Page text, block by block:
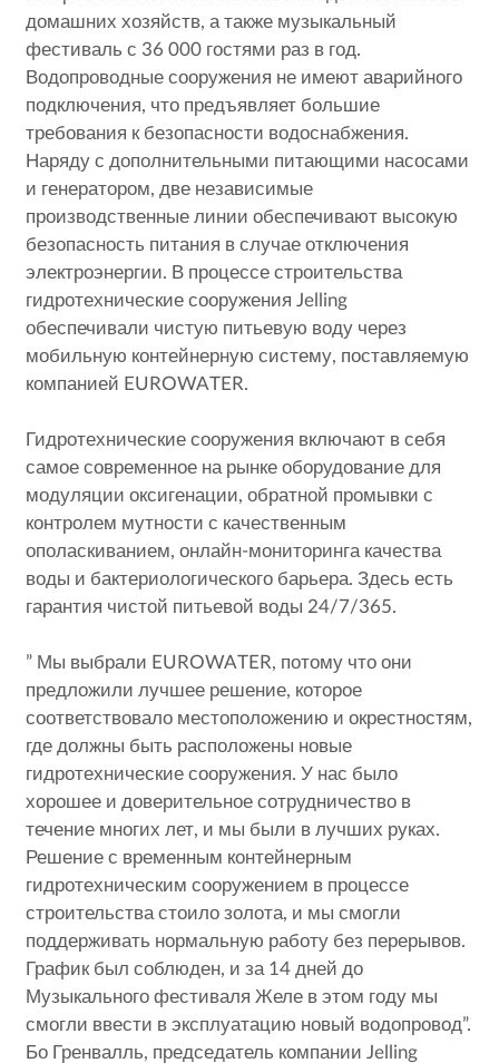
домашних хозяйств, а также музыкальный
фестиваль с 36 000 гостями раз в год.
Водопроводные сооружения не имеют аварийного
подключения, что предъявляет большие
требования к безопасности водоснабжения.
Наряду с дополнительными питающими насосами
и генератором, две независимые
производственные линии обеспечивают высокую
безопасность питания в случае отключения
электроэнергии. В процессе строительства
гидротехнические сооружения Jelling
обеспечивали чистую питьевую воду через
мобильную контейнерную систему, поставляемую
компанией EUROWATER.
Гидротехнические сооружения включают в себя
самое современное на рынке оборудование для
модуляции оксигенации, обратной промывки с
контролем мутности с качественным
ополаскиванием, онлайн-мониторинга качества
воды и бактериологического барьера. Здесь есть
гарантия чистой питьевой воды 24/7/365.
” Мы выбрали EUROWATER, потому что они
предложили лучшее решение, которое
соответствовало местоположению и окрестностям,
где должны быть расположены новые
гидротехнические сооружения. У нас было
хорошее и доверительное сотрудничество в
течение многих лет, и мы были в лучших руках.
Решение с временным контейнерным
гидротехническим сооружением в процессе
строительства стоило золота, и мы смогли
поддерживать нормальную работу без перерывов.
График был соблюден, и за 14 дней до
Музыкального фестиваля Желе в этом году мы
смогли ввести в эксплуатацию новый водопровод”.
Бо Гренвалль, председатель компании Jelling